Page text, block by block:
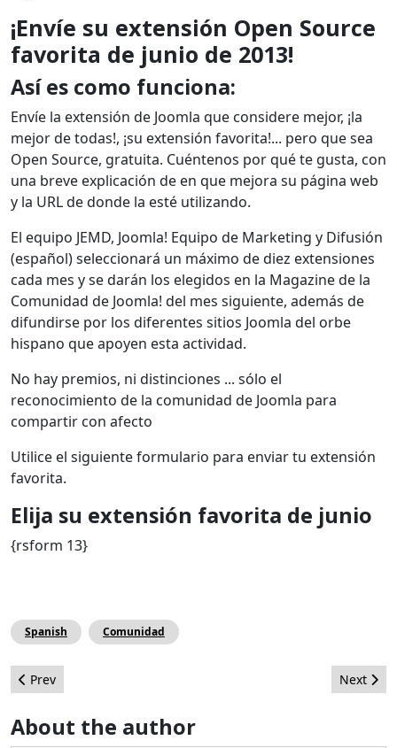
¡Envíe su extensión Open Source
favorita de junio de 2013!
Así es como funciona:
Envíe la extensión de Joomla que considere mejor, ¡la
mejor de todas!, ¡su extensión favorita!... pero que sea
Open Source, gratuita. Cuéntenos por qué te gusta, con
una breve explicación de en que mejora su página web
y la URL de donde la esté utilizando.
El equipo JEMD, Joomla! Equipo de Marketing y Difusión
(español) seleccionará un máximo de diez extensiones
cada mes y se darán los elegidos en la Magazine de la
Comunidad de Joomla! del mes siguiente, además de
difundirse por los diferentes sitios Joomla del orbe
hispano que apoyen esta actividad.
No hay premios, ni distinciones ... sólo el
reconocimiento de la comunidad de Joomla para
compartir con afecto
Utilice el siguiente formulario para enviar tu extensión
favorita.
Elija su extensión favorita de junio
{rsform 13}
Spanish Comunidad
Previous article: Comunidad... divino tesoro
Prev Next
Next
About the author